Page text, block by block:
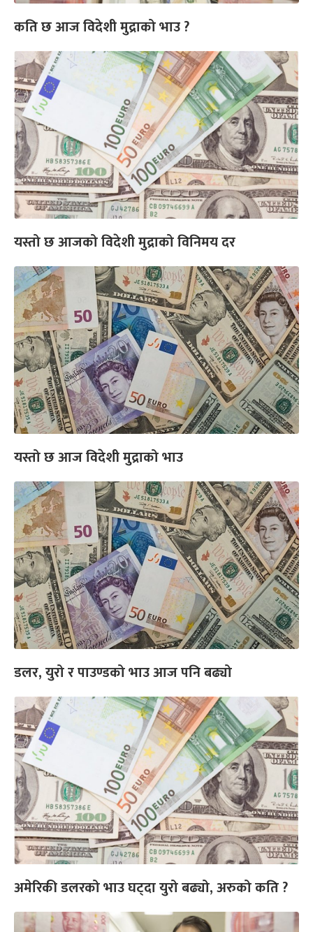
कति छ आज विदेशी मुद्राको भाउ ?
यस्तो छ आजको विदेशी मुद्राको विनिमय दर
यस्तो छ आज विदेशी मुद्राको भाउ
डलर, युरो र पाउण्डको भाउ आज पनि बढ्यो
अमेरिकी डलरको भाउ घट्दा युरो बढ्यो, अरुको कति ?